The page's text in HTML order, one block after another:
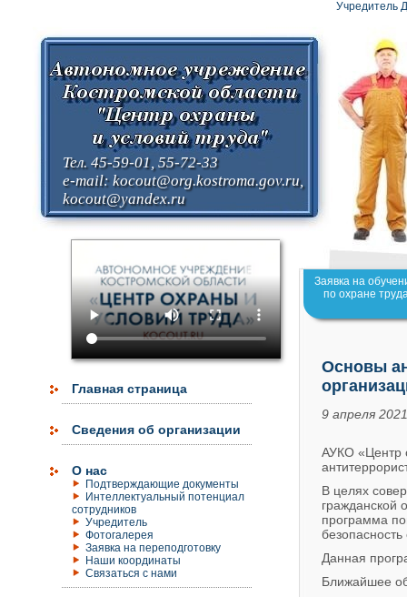
Учредитель
Тел. 45-59-01, 55-72-33
e-mail:kocout@org.kostroma.gov.ru,
kocout@yandex.ru
Главная страница
Сведения об организации
О нас
Подтверждающие документы
Интеллектуальный потенциал
сотрудников
Учредитель
Фотогалерея
Заявка на переподготовку
Наши координаты
Связаться с нами
Заявка на
по охране
Основы
9 апреля
АУКО «Центр
В целях
гражданской
программа
Данная
Ближайшее